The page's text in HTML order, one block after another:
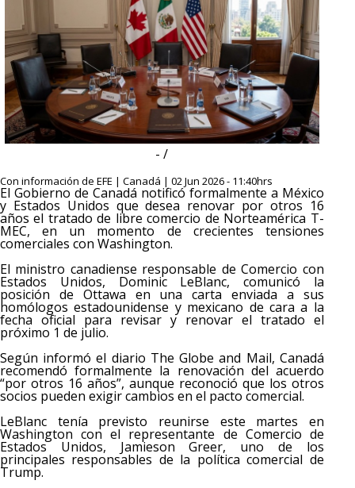
- /
Con información de EFE | Canadá | 02 Jun 2026 - 11:40hrs
El Gobierno de Canadá notificó formalmente a México
y Estados Unidos que desea renovar por otros 16
años el tratado de libre comercio de Norteamérica T-
MEC, en un momento de crecientes tensiones
comerciales con Washington.
El ministro canadiense responsable de Comercio con
Estados Unidos, Dominic LeBlanc, comunicó la
posición de Ottawa en una carta enviada a sus
homólogos estadounidense y mexicano de cara a la
fecha oficial para revisar y renovar el tratado el
próximo 1 de julio.
Según informó el diario The Globe and Mail, Canadá
recomendó formalmente la renovación del acuerdo
“por otros 16 años”, aunque reconoció que los otros
socios pueden exigir cambios en el pacto comercial.
LeBlanc tenía previsto reunirse este martes en
Washington con el representante de Comercio de
Estados Unidos, Jamieson Greer, uno de los
principales responsables de la política comercial de
Trump.